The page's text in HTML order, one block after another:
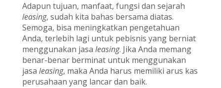
Adapun tujuan, manfaat, fungsi dan sejarah
leasing, sudah kita bahas bersama diatas.
Semoga, bisa meningkatkan pengetahuan
Anda, terlebih lagi untuk pebisnis yang berniat
menggunakan jasa leasing. Jika Anda memang
benar-benar berminat untuk menggunakan
jasa leasing, maka Anda harus memiliki arus kas
perusahaan yang lancar dan baik.